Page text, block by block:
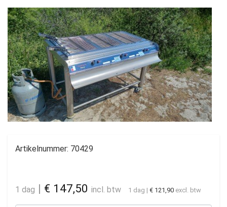
Artikelnummer: 70429
1 dag | € 147,50 incl. btw 1 dag | € 121,90 excl. btw